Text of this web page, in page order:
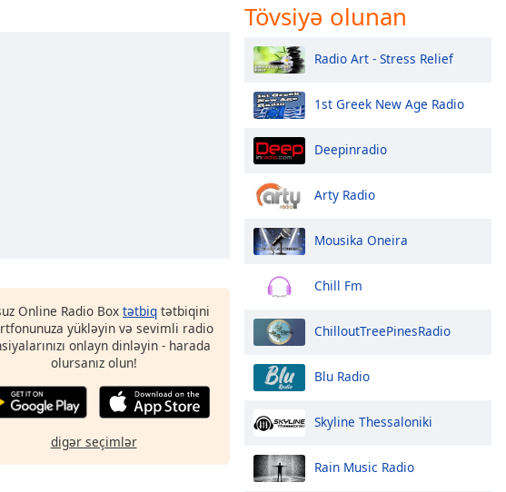
Online Radio Box tətbiq tətbiqini
yükləyin və sevimli radio
onlayn dinləyin - harada
olursanız olun!
digər seçimlər
Tövsiyə olunan
Radio Art - Stress Relief
1st Greek New Age Radio
Deepinradio
Arty Radio
Mousika Oneira
Chill Fm
ChilloutTreePinesRadio
Blu Radio
Skyline Thessaloniki
Rain Music Radio